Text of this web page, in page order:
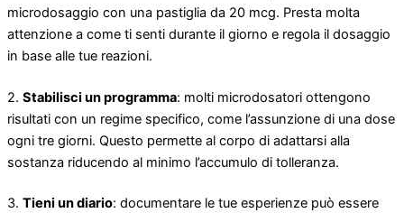
microdosaggio con una pastiglia da 20 mcg. Presta molta
attenzione a come ti senti durante il giorno e regola il dosaggio
in base alle tue reazioni.
2. Stabilisci un programma: molti microdosatori ottengono
risultati con un regime specifico, come l’assunzione di una dose
ogni tre giorni. Questo permette al corpo di adattarsi alla
sostanza riducendo al minimo l’accumulo di tolleranza.
3. Tieni un diario: documentare le tue esperienze può essere